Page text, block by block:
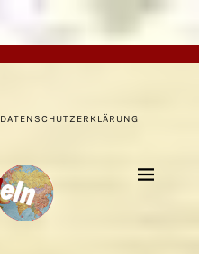
DATENSCHUTZERKLÄRUNG